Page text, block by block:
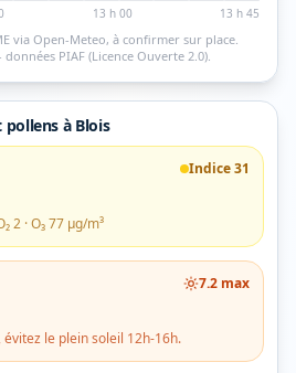
13 h 00 13 h 45
via Open-Meteo, à confirmer sur place.
PIAF (Licence Ouverte 2.0).
pollens à Blois
Indice31
2 · O₃77 µg/m³
7.2 max
évitez le plein soleil 12h-16h.